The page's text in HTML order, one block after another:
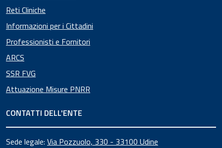
Reti Cliniche
Informazioni per i Cittadini
Professionisti e Fornitori
ARCS
SSR FVG
Attuazione Misure PNRR
CONTATTI DELL'ENTE
Sede legale: Via Pozzuolo, 330 - 33100 Udine